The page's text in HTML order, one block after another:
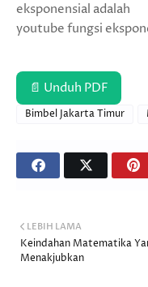
eksponensial adalah
youtube fungsi
📄 Unduh PDF
Bimbel Jakarta Timur
LEBIH LAMA
Keindahan Matematika
Menakjubkan